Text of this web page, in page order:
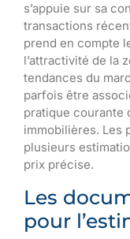
s’appuie sur sa
transactions
prend en compte
l’attractivité de la
tendances du
parfois être
pratique courante
immobilières. Les
plusieurs
prix précise.
Les
pour